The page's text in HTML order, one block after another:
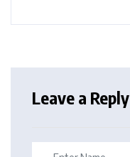
Leave a Reply